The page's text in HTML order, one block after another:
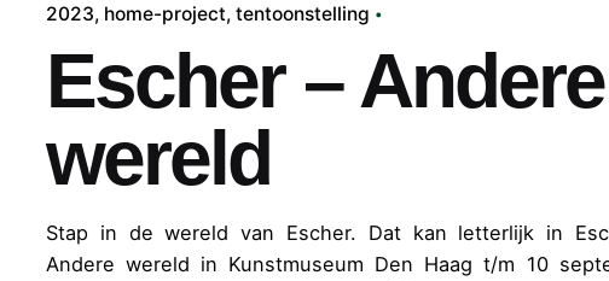
2023 home-project tentoonstelling
Escher – Andere
wereld
Stap in de wereld van Escher. Dat kan letterlijk in
Andere wereld in Kunstmuseum Den Haag t/m 10